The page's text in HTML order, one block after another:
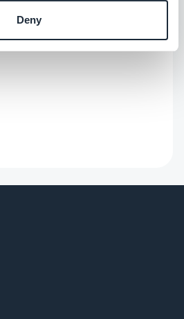
Deny